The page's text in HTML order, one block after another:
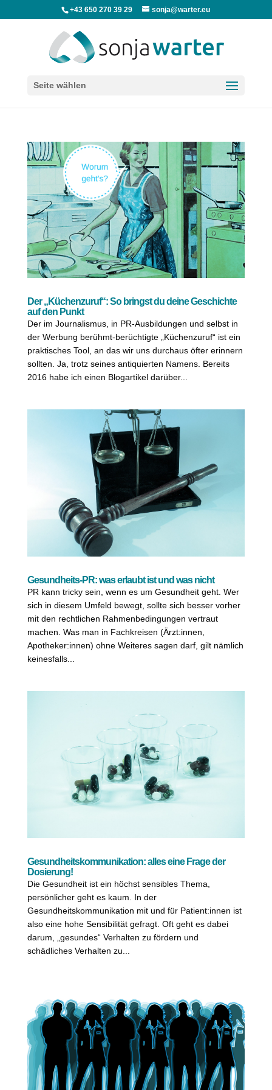
+43 650 270 39 29 sonja@warter.eu
Seite wählen
Der „Küchenzuruf“: So bringst du deine Geschichte
auf den Punkt
Der im Journalismus, in PR-Ausbildungen und selbst in
der Werbung berühmt-berüchtigte „Küchenzuruf“ ist ein
praktisches Tool, an das wir uns durchaus öfter erinnern
sollten. Ja, trotz seines antiquierten Namens. Bereits
2016 habe ich einen Blogartikel darüber...
Gesundheits-PR: was erlaubt ist und was nicht
PR kann tricky sein, wenn es um Gesundheit geht. Wer
sich in diesem Umfeld bewegt, sollte sich besser vorher
mit den rechtlichen Rahmenbedingungen vertraut
machen. Was man in Fachkreisen (Ärzt:innen,
Apotheker:innen) ohne Weiteres sagen darf, gilt nämlich
keinesfalls...
Gesundheitskommunikation: alles eine Frage der
Dosierung!
Die Gesundheit ist ein höchst sensibles Thema,
persönlicher geht es kaum. In der
Gesundheitskommunikation mit und für Patient:innen ist
also eine hohe Sensibilität gefragt. Oft geht es dabei
darum, „gesundes“ Verhalten zu fördern und
schädliches Verhalten zu...